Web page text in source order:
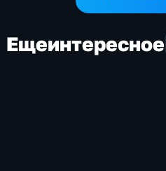
Ещеинтересное